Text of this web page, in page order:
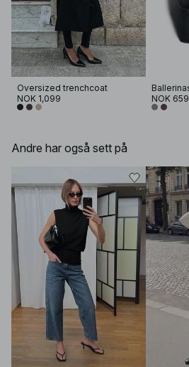
Oversized trenchcoat
NOK 1,099
NOK 659
Andre har også sett på